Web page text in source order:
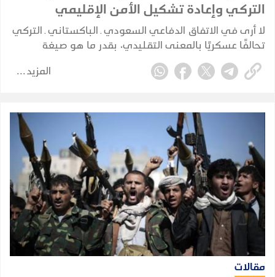
التركي وإعادة تشكيل الأمن الإقليمي
لا أرى في الاتفاق الدفاعي السعودي ـ الباكستاني ـ التركي
تحالفًا عسكريًا بالمعنى التقليدي، بقدر ما هو صيغة
للتكامل الدفاعي والأمني بين ثلاث دول تمتلك، بدرجات
مختلفة، عناصر قوة وخبرات واحتياجات متكاملة وتواجه
المزيد
مقالات